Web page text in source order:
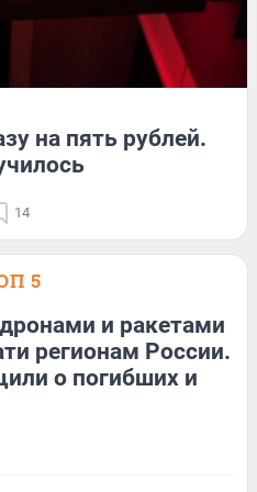
на пять рублей.
14
5
и ракетами
регионам России.
о погибших и